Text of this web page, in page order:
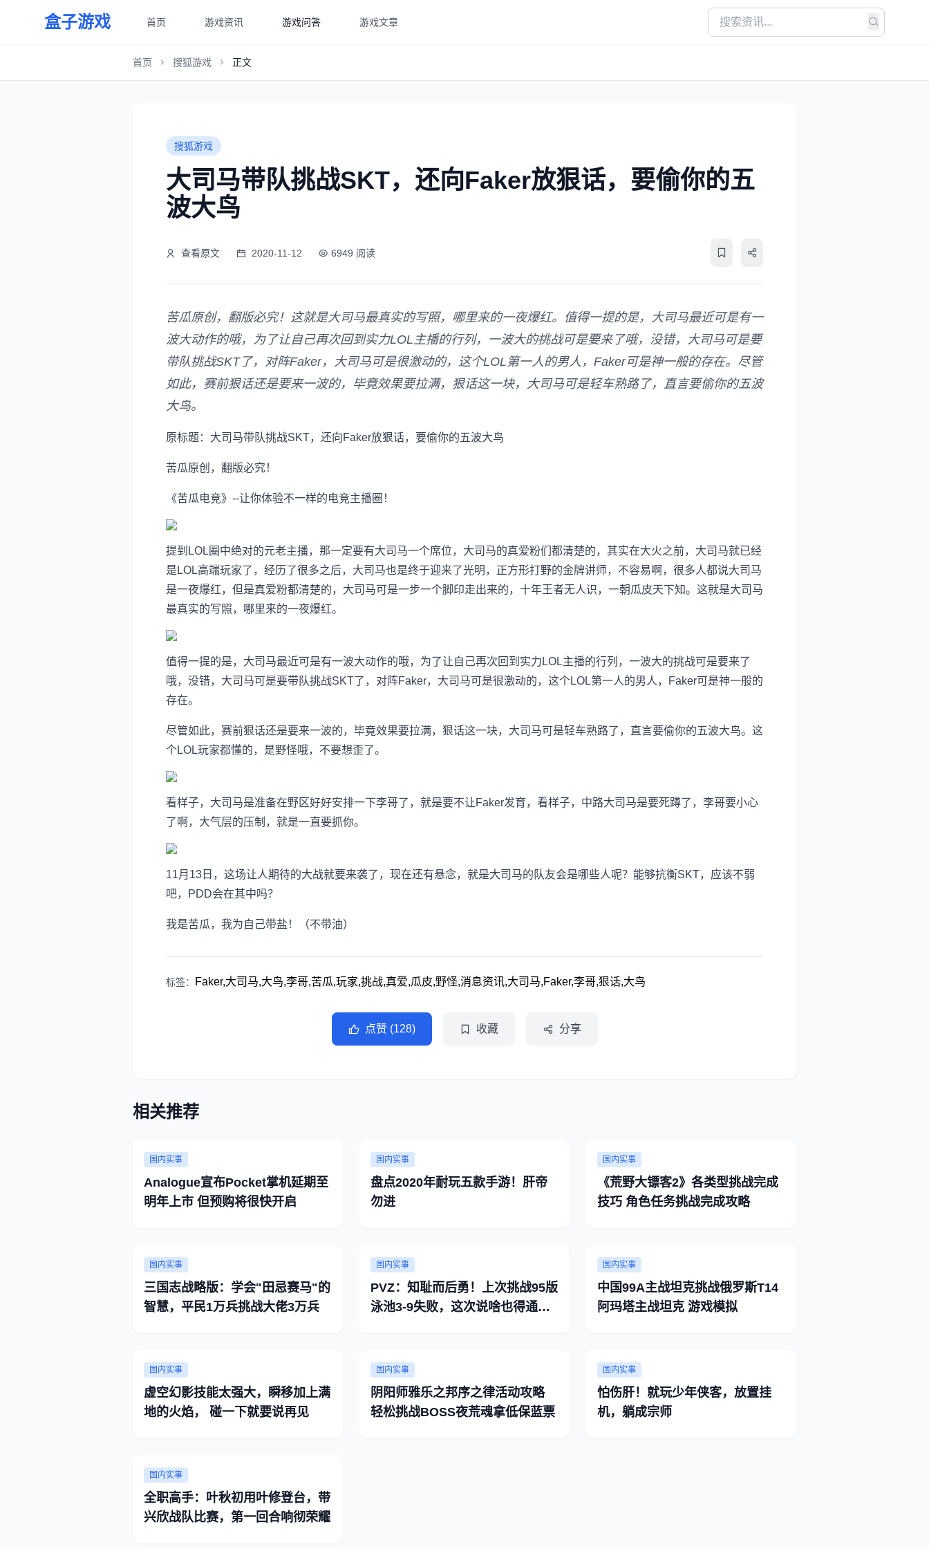
盒子游戏 首页 游戏资讯 游戏问答 游戏文章
首页 搜狐游戏 正文
搜狐游戏
大司马带队挑战SKT，还向Faker放狠话，要偷你的五
波大鸟
查看原文 2020-11-12 6949 阅读
苦瓜原创，翻版必究！这就是大司马最真实的写照，哪里来的一夜爆红。值得一提的是，大司马最近可是有一
波大动作的哦，为了让自己再次回到实力LOL主播的行列，一波大的挑战可是要来了哦，没错，大司马可是要
带队挑战SKT了，对阵Faker，大司马可是很激动的，这个LOL第一人的男人，Faker可是神一般的存在。尽管
如此，赛前狠话还是要来一波的，毕竟效果要拉满，狠话这一块，大司马可是轻车熟路了，直言要偷你的五波
大鸟。
原标题：大司马带队挑战SKT，还向Faker放狠话，要偷你的五波大鸟
苦瓜原创，翻版必究！
《苦瓜电竞》--让你体验不一样的电竞主播圈！
提到LOL圈中绝对的元老主播，那一定要有大司马一个席位，大司马的真爱粉们都清楚的，其实在大火之前，大司马就已经
是LOL高端玩家了，经历了很多之后，大司马也是终于迎来了光明，正方形打野的金牌讲师，不容易啊，很多人都说大司马
是一夜爆红，但是真爱粉都清楚的，大司马可是一步一个脚印走出来的，十年王者无人识，一朝瓜皮天下知。这就是大司马
最真实的写照，哪里来的一夜爆红。
值得一提的是，大司马最近可是有一波大动作的哦，为了让自己再次回到实力LOL主播的行列，一波大的挑战可是要来了
哦，没错，大司马可是要带队挑战SKT了，对阵Faker，大司马可是很激动的，这个LOL第一人的男人，Faker可是神一般的
存在。
尽管如此，赛前狠话还是要来一波的，毕竟效果要拉满，狠话这一块，大司马可是轻车熟路了，直言要偷你的五波大鸟。这
个LOL玩家都懂的，是野怪哦，不要想歪了。
看样子，大司马是准备在野区好好安排一下李哥了，就是要不让Faker发育，看样子，中路大司马是要死蹲了，李哥要小心
了啊，大气层的压制，就是一直要抓你。
11月13日，这场让人期待的大战就要来袭了，现在还有悬念，就是大司马的队友会是哪些人呢？能够抗衡SKT，应该不弱
吧，PDD会在其中吗？
我是苦瓜，我为自己带盐！（不带油）
标签： Faker,大司马,大鸟,李哥,苦瓜,玩家,挑战,真爱,瓜皮,野怪,消息资讯,大司马,Faker,李哥,狠话,大鸟
点赞 (128) 收藏 分享
相关推荐
国内实事
Analogue宣布Pocket掌机延期至
明年上市 但预购将很快开启
国内实事
盘点2020年耐玩五款手游！肝帝
勿进
国内实事
《荒野大镖客2》各类型挑战完成
技巧 角色任务挑战完成攻略
国内实事
三国志战略版：学会"田忌赛马"的
智慧，平民1万兵挑战大佬3万兵
国内实事
PVZ：知耻而后勇！上次挑战95版
泳池3-9失败，这次说啥也得通
国内实事
中国99A主战坦克挑战俄罗斯T14
阿玛塔主战坦克 游戏模拟
国内实事
虚空幻影技能太强大，瞬移加上满
地的火焰， 碰一下就要说再见
国内实事
阴阳师雅乐之邦序之律活动攻略
轻松挑战BOSS夜荒魂拿低保蓝票
国内实事
怕伤肝！就玩少年侠客，放置挂
机，躺成宗师
国内实事
全职高手：叶秋初用叶修登台，带
兴欣战队比赛，第一回合响彻荣耀